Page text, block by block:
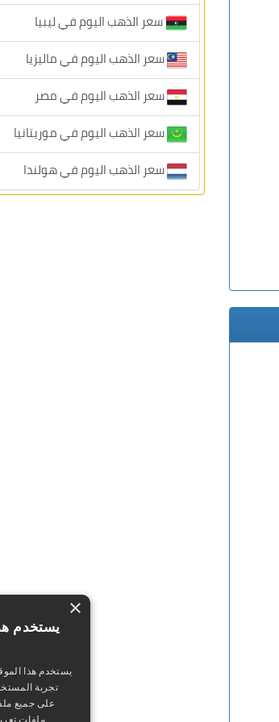
سعر الذهب اليوم في ليبيا
سعر الذهب اليوم في ماليزيا
سعر الذهب اليوم في مصر
سعر الذهب اليوم في موريتانيا
سعر الذهب اليوم في هولندا
×
يستخدم
يستخدم هذا
تجربة
على جميع
ملفات